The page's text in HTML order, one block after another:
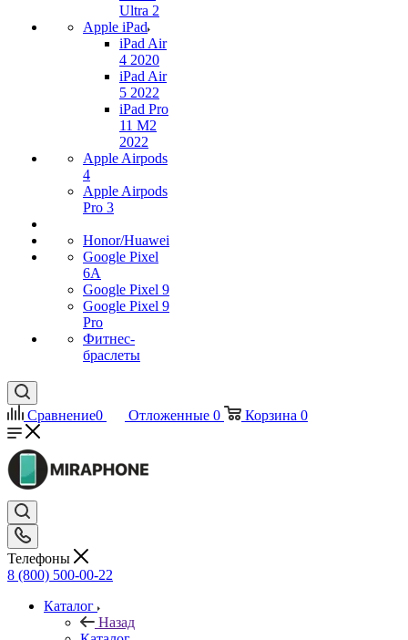
Ultra 2
Apple iPad
iPad Air
4 2020
iPad Air
5 2022
iPad Pro
11 M2
2022
Apple Airpods
4
Apple Airpods
Pro 3
Honor/Huawei
Google Pixel
6A
Google Pixel 9
Google Pixel 9
Pro
Фитнес-
браслеты
Сравнение0 Отложенные 0 Корзина 0
Телефоны
8 (800) 500-00-22
Каталог
Назад